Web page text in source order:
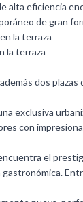
alta eficiencia
de gran
la terraza
la terraza
dos
exclusiva
con
el